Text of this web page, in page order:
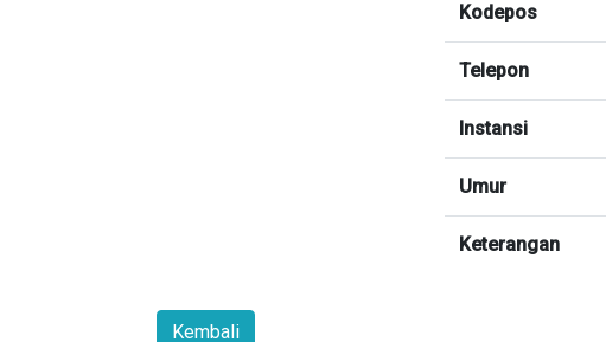
Kodepos
Telepon
Instansi
Umur
Keterangan